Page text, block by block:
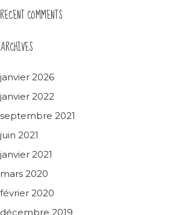
RECENT COMMENTS
ARCHIVES
janvier 2026
janvier 2022
septembre 2021
juin 2021
janvier 2021
mars 2020
février 2020
décembre 2019